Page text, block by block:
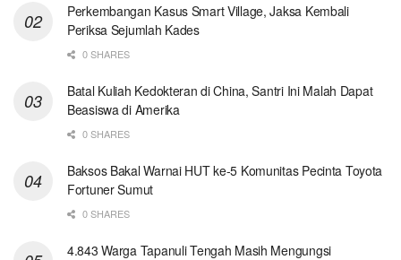
Perkembangan Kasus Smart Village, Jaksa Kembali
Periksa Sejumlah Kades
0 SHARES
Batal Kuliah Kedokteran di China, Santri Ini Malah Dapat
Beasiswa di Amerika
0 SHARES
Baksos Bakal Warnai HUT ke-5 Komunitas Pecinta Toyota
Fortuner Sumut
0 SHARES
4.843 Warga Tapanuli Tengah Masih Mengungsi